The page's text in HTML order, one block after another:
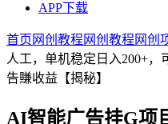
APP下载
首页 网创教程 网创教程 网创
人工，单机稳定日入200+，
告賺收益【揭秘】
AI智能广告挂G项